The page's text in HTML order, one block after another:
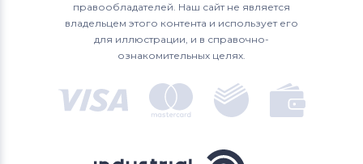
правообладателей. Наш сайт не является
владельцем этого контента и использует его
для иллюстрации, и в справочно-
ознакомительных целях.